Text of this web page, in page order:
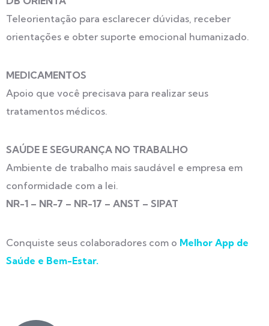
Teleorientação para esclarecer dúvidas, receber
orientações e obter suporte emocional humanizado.
MEDICAMENTOS
Apoio que você precisava para realizar seus
tratamentos médicos.
SAÚDE E SEGURANÇA NO TRABALHO
Ambiente de trabalho mais saudável e empresa em
conformidade com a lei.
NR-1 – NR-7 – NR-17 – ANST – SIPAT
Conquiste seus colaboradores com o Melhor App de
Saúde e Bem-Estar.